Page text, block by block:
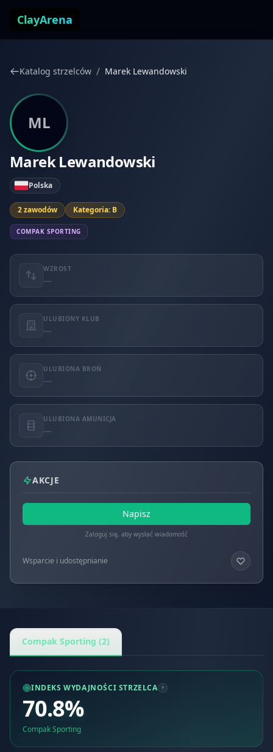
ClayArena
Katalog strzelców / Marek Lewandowski
ML
Marek Lewandowski
Polska
2 zawodów Kategoria: B
COMPAK SPORTING
WZROST
—
ULUBIONY KLUB
—
ULUBIONA BROŃ
—
ULUBIONA AMUNICJA
—
AKCJE
Napisz
Zaloguj się, aby wysłać wiadomość
Wsparcie i udostępnianie
Compak Sporting (2)
INDEKS WYDAJNOŚCI STRZELCA
70.8%
Compak Sporting